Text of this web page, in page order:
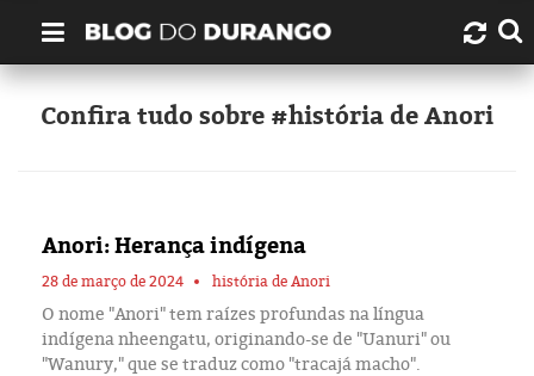
Quem é Durango Duarte?
Artigos
Amazonas
Confira tudo sobre #história de Anori
Anori: Herança indígena
28 de março de 2024 história de Anori
O nome "Anori" tem raízes profundas na língua
indígena nheengatu, originando-se de "Uanuri" ou
"Wanury," que se traduz como "tracajá macho".